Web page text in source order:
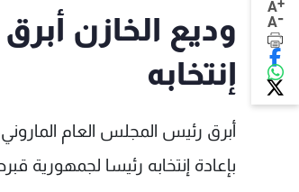
A
A-
وديع الخازن
إنتخابه
أبرق رئيس المجلس العام
بإعادة إنتخابه رئيسا لجمهورية